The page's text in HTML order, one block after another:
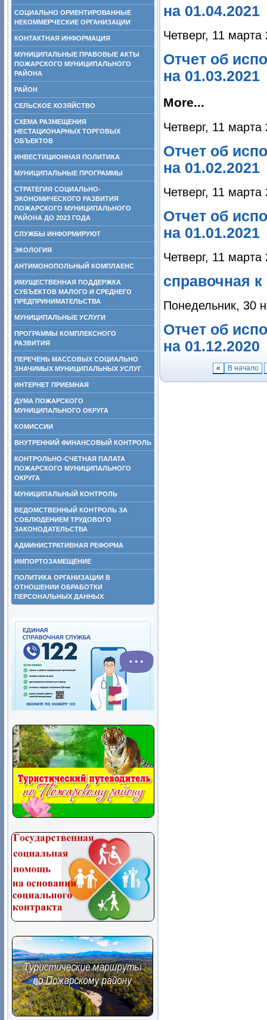
СОЦИАЛЬНО ОРИЕНТИРОВАННЫЕ
НЕКОММЕРЧЕСКИЕ ОРГАНИЗАЦИИ
КОНТАКТНАЯ ИНФОРМАЦИЯ
МУНИЦИПАЛЬНЫЕ ПРАВОВЫЕ АКТЫ
ПОЖАРСКОГО МУНИЦИПАЛЬНОГО
РАЙОНА
РАЙОН
СЕЛЬСКОЕ ХОЗЯЙСТВО
СХЕМА РАЗМЕЩЕНИЯ
НЕСТАЦИОНАРНЫХ ТОРГОВЫХ
ОБЪЕКТОВ
ИНВЕСТИЦИОННАЯ ПОЛИТИКА
МУНИЦИПАЛЬНЫЕ ПРОГРАММЫ
СТРАТЕГИЯ СОЦИАЛЬНО-
ЭКОНОМИЧЕСКОГО РАЗВИТИЯ
ПОЖАРСКОГО МУНИЦИПАЛЬНОГО
РАЙОНА ДО 2023 ГОДА
СЛУЖБЫ ИНФОРМИРУЮТ
ЭКОЛОГИЯ
АНТИМОНОПОЛЬНЫЙ КОМПЛАЕНС
ИМУЩЕСТВЕННАЯ ПОДДЕРЖКА
СУБЪЕКТОВ МАЛОГО И СРЕДНЕГО
ПРЕДПРИНИМАТЕЛЬСТВА
МУНИЦИПАЛЬНЫЕ УСЛУГИ
ПРОГРАММЫ КОМПЛЕКСНОГО
РАЗВИТИЯ
ПЕРЕЧЕНЬ МАССОВЫХ СОЦИАЛЬНО
ЗНАЧИМЫХ МУНИЦИПАЛЬНЫХ УСЛУГ
ИНТЕРНЕТ ПРИЕМНАЯ
ДУМА ПОЖАРСКОГО
МУНИЦИПАЛЬНОГО ОКРУГА
КОМИССИИ
ВНУТРЕННИЙ ФИНАНСОВЫЙ КОНТРОЛЬ
КОНТРОЛЬНО-СЧЕТНАЯ ПАЛАТА
ПОЖАРСКОГО МУНИЦИПАЛЬНОГО
ОКРУГА
МУНИЦИПАЛЬНЫЙ КОНТРОЛЬ
ВЕДОМСТВЕННЫЙ КОНТРОЛЬ ЗА
СОБЛЮДЕНИЕМ ТРУДОВОГО
ЗАКОНОДАТЕЛЬСТВА
АДМИНИСТРАТИВНАЯ РЕФОРМА
ИМПОРТОЗАМЕЩЕНИЕ
ПОЛИТИКА ОРГАНИЗАЦИИ В
ОТНОШЕНИИ ОБРАБОТКИ
ПЕРСОНАЛЬНЫХ ДАННЫХ
на 01.04.2021
Четверг, 11
Отчет об
на 01.03.2021
More...
Четверг, 11
Отчет об
на 01.02.2021
Четверг, 11
Отчет об
на 01.01.2021
Четверг, 11
справочная к
Понедельник, 30
Отчет об
на 01.12.2020
« В начало